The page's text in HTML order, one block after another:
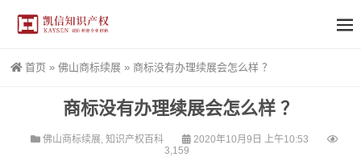
首页 » 佛山商标续展 » 商标没有办理续展会怎么样 ？
商标没有办理续展会怎么样 ？
佛山商标续展, 知识产权百科
2020年10月9日 上午10:53
3,159